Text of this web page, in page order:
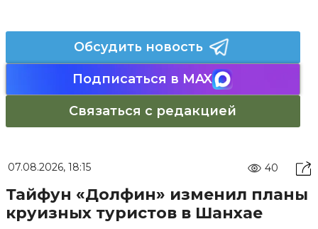
Обсудить новость
Подписаться в MAX
Связаться с редакцией
07.08.2026, 18:15 40
Тайфун «Долфин» изменил планы
круизных туристов в Шанхае